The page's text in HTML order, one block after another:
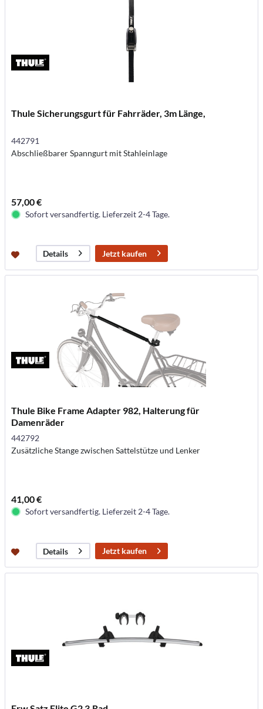
Thule Sicherungsgurt für Fahrräder, 3m Länge,
442791
Abschließbarer Spanngurt mit Stahleinlage
57,00 €
Sofort versandfertig. Lieferzeit 2-4 Tage.
Details Jetzt kaufen
Thule Bike Frame Adapter 982, Halterung für
Damenräder
442792
Zusätzliche Stange zwischen Sattelstütze und Lenker
41,00 €
Sofort versandfertig. Lieferzeit 2-4 Tage.
Details Jetzt kaufen